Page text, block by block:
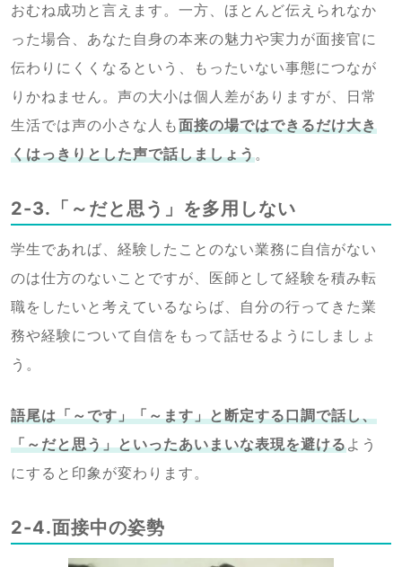
おむね成功と言えます。一方、ほとんど伝えられなか
った場合、あなた自身の本来の魅力や実力が面接官に
伝わりにくくなるという、もったいない事態につなが
りかねません。声の大小は個人差がありますが、日常
生活では声の小さな人も面接の場ではできるだけ大き
くはっきりとした声で話しましょう。
2-3.「～だと思う」を多用しない
学生であれば、経験したことのない業務に自信がない
のは仕方のないことですが、医師として経験を積み転
職をしたいと考えているならば、自分の行ってきた業
務や経験について自信をもって話せるようにしましょ
う。
語尾は「～です」「～ます」と断定する口調で話し、
「～だと思う」といったあいまいな表現を避けるよう
にすると印象が変わります。
2-4.面接中の姿勢